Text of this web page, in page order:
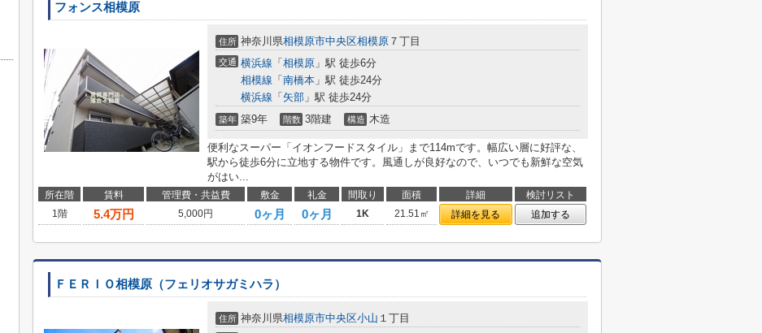
フォンス相模原
住所 神奈川県相模原市中央区相模原 ７丁目
交通 横浜線 「 相模原 」駅 徒歩6分
相模線 「 南橋本 」駅 徒歩24分
横浜線 「 矢部 」駅 徒歩24分
築年 築9年 階数 3階建 構造 木造
便利なスーパー「イオンフードスタイル」まで114mです。幅広い層に好評な、
駅から徒歩6分に立地する物件です。風通しが良好なので、いつでも新鮮な空気
がはい...
所在階 賃料 管理費・共益費 敷金 礼金 間取り 面積 詳細
検討リスト
1階
5.4万円 5,000円 0ヶ月 0ヶ月 1K 21.51㎡ 詳細を見る 追加する
ＦＥＲＩＯ相模原（フェリオサガミハラ）
住所 神奈川県相模原市中央区小山 １丁目